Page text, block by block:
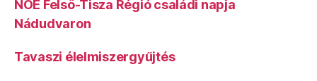
NOE Felső-Tisza Régió családi napja
Nádudvaron
Tavaszi élelmiszergyűjtés